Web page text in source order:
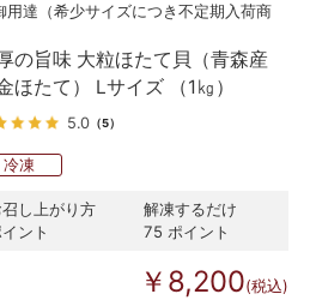
用達（希少サイズにつき不定期入荷商
の旨味 大粒ほたて貝（青森産
ほたて） Lサイズ （1㎏）
5.0 （5）
冷凍
召し上がり方
解凍するだけ
ント
75 ポイント
￥8,200(税込)